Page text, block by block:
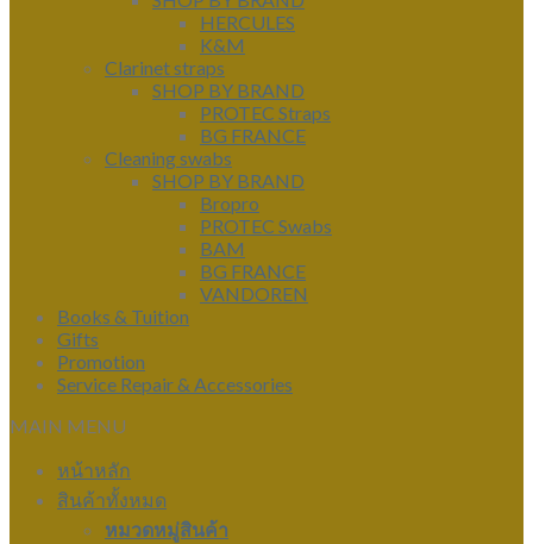
HERCULES
K&M
Clarinet straps
SHOP BY BRAND
PROTEC Straps
BG FRANCE
Cleaning swabs
SHOP BY BRAND
Bropro
PROTEC Swabs
BAM
BG FRANCE
VANDOREN
Books & Tuition
Gifts
Promotion
Service Repair & Accessories
MAIN MENU
หน้าหลัก
สินค้าทั้งหมด
หมวดหมู่สินค้า